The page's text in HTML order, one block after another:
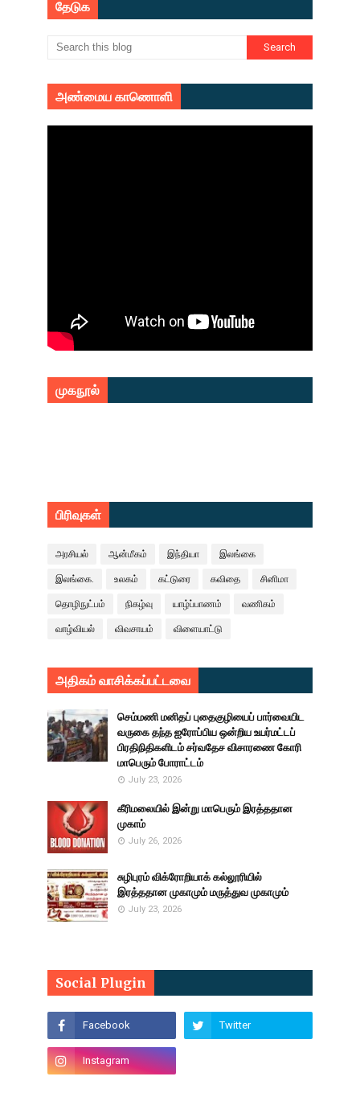
தேடுக
அண்மைய காணொளி
முகநூல்
பிரிவுகள்
அரசியல் ஆன்மீகம் இந்தியா இலங்கை
இலங்கை. உலகம் கட்டுரை கவிதை சினிமா
தொழிநுட்பம் நிகழ்வு யாழ்ப்பாணம் வணிகம்
வாழ்வியல் விவசாயம் விளையாட்டு
அதிகம் வாசிக்கப்பட்டவை
செம்மணி மனிதப் புதைகுழியைப் பார்வையிட
வருகை தந்த ஐரோப்பிய ஒன்றிய உயர்மட்டப்
பிரதிநிதிகளிடம் சர்வதேச விசாரணை கோரி
மாபெரும் போராட்டம்
July 23, 2026
கீரிமலையில் இன்று மாபெரும் இரத்ததான
முகாம்
July 26, 2026
சுழிபுரம் விக்ரோறியாக் கல்லூரியில்
இரத்ததான முகாமும் மருத்துவ முகாமும்
July 23, 2026
Social Plugin